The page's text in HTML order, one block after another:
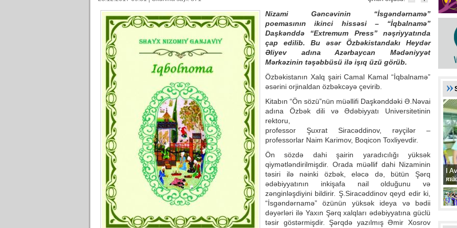
Nizami Gəncəvinin “İsgəndərnamə”
poemasının ikinci hissəsi – “İqbalnamə”
Daşkənddə “Extremum Press” nəşriyyatında
çap edilib. Bu əsər Özbəkistandakı Heydər
Əliyev adına Azərbaycan Mədəniyyət
Mərkəzinin təşəbbüsü ilə işıq üzü görüb.
Özbəkistanın Xalq şairi Camal Kamal “İqbalnamə”
əsərini orjinaldan özbəkcəyə çevirib.
Kitabın “Ön sözü”nün müəllifi Daşkənddəki Ə.Nəvai
adına Özbək dili və Ədəbiyyatı Universitetinin
rektoru,
professor Şuxrat Siracəddinov, rəyçilər –
professorlar Naim Karimov, Boqicon Toxliyevdir.
Ön sözdə dahi şairin yaradıcılığı yüksək
qiymətləndirilmişdir. Orada müəllif dahi Nizaminin
təsiri ilə nəinki özbək, eləcə də, bütün Şərq
ədəbiyyatının inkişafa nail olduğunu və
zənginləşdiyini bildirir. Ş.Siracəddinov qeyd edir ki,
“İsgəndərnamə” özünün yüksək ideya və bədii
dəyərləri ilə Yaxın Şərq xalqları ədəbiyyatına güclü
təsir göstərmişdir. Şərqdə yazılmış Əmir Xosrov
II